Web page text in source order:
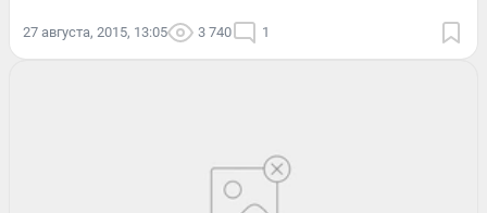
27 августа, 2015, 13:05 3 740 1